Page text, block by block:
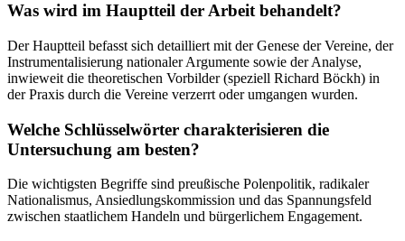
Was wird im Hauptteil der Arbeit behandelt?
Der Hauptteil befasst sich detailliert mit der Genese der Vereine, der
Instrumentalisierung nationaler Argumente sowie der Analyse,
inwieweit die theoretischen Vorbilder (speziell Richard Böckh) in
der Praxis durch die Vereine verzerrt oder umgangen wurden.
Welche Schlüsselwörter charakterisieren die
Untersuchung am besten?
Die wichtigsten Begriffe sind preußische Polenpolitik, radikaler
Nationalismus, Ansiedlungskommission und das Spannungsfeld
zwischen staatlichem Handeln und bürgerlichem Engagement.